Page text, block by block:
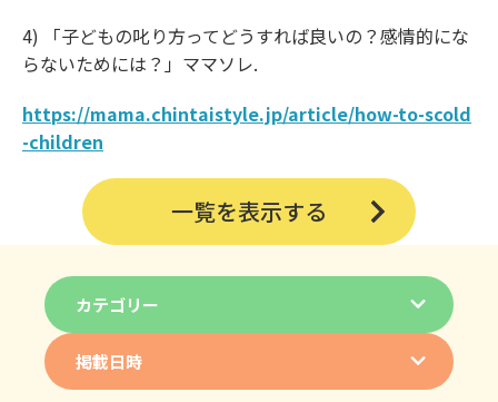
4) 「子どもの叱り方ってどうすれば良いの？感情的にな
らないためには？」ママソレ.
https://mama.chintaistyle.jp/article/how-to-scold
-children
一覧を表示する
カテゴリー
掲載日時